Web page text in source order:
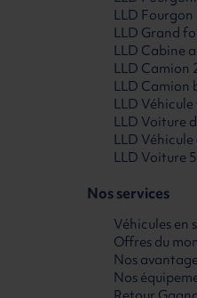
LLD Fourgon
LLD Grand
LLD Cabine
LLD Camion
LLD Camion
LLD
LLD Voiture
LLD
LLD Voiture
Nos services
Véhicules en
Offres du
Nos
Nos